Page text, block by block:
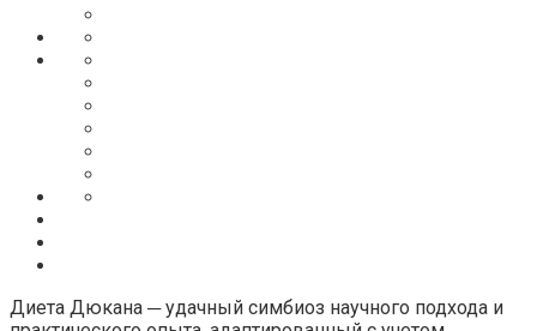
Диета Дюкана ─ удачный симбиоз научного подхода и